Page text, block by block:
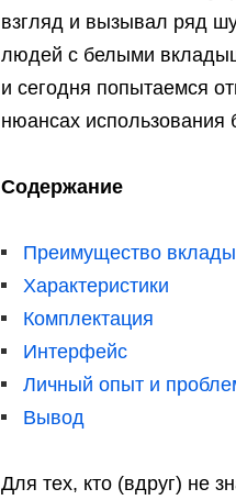
взгляд и вызывал ряд
людей с белыми
и сегодня попытаемся
нюансах
Содержание
Преимущество
Характеристики
Комплектация
Интерфейс
Личный опыт и
Вывод
Для тех, кто (вдруг) не